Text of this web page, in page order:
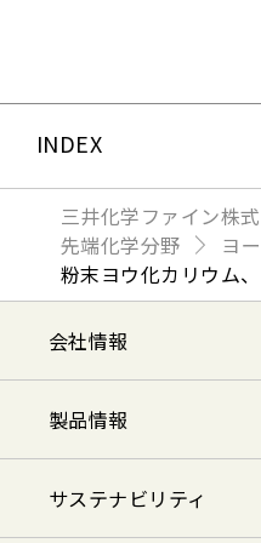
INDEX
三井化学ファイン株
先端化学分野
ヨ
粉末ヨウ化カリウム
会社情報
製品情報
サステナビリティ